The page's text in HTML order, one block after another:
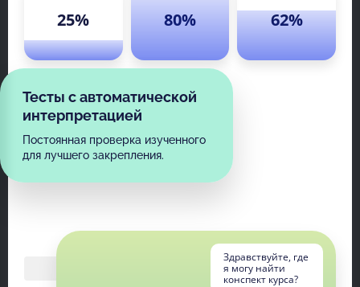
25% 80% 62%
Тесты с автоматической
интерпретацией
Постоянная проверка изученного
для лучшего закрепления.
Здравствуйте, где
я могу найти
конспект курса?